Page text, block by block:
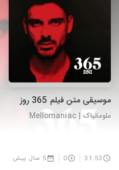
موسیقی متن فیلم 365 روز
ملومانیاک | Mellomaniac
31:53
0 5 سال پیش